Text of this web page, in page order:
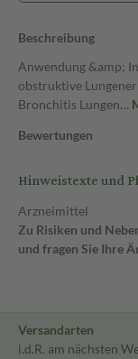
Beschreibung
Anwendung &amp;
obstruktive
Bronchitis Lungen…
Bewertungen
Hinweistexte und
Arzneimittel
Zu Risiken und
und fragen Sie Ihre
Versandarten
i.d.R. am nächsten